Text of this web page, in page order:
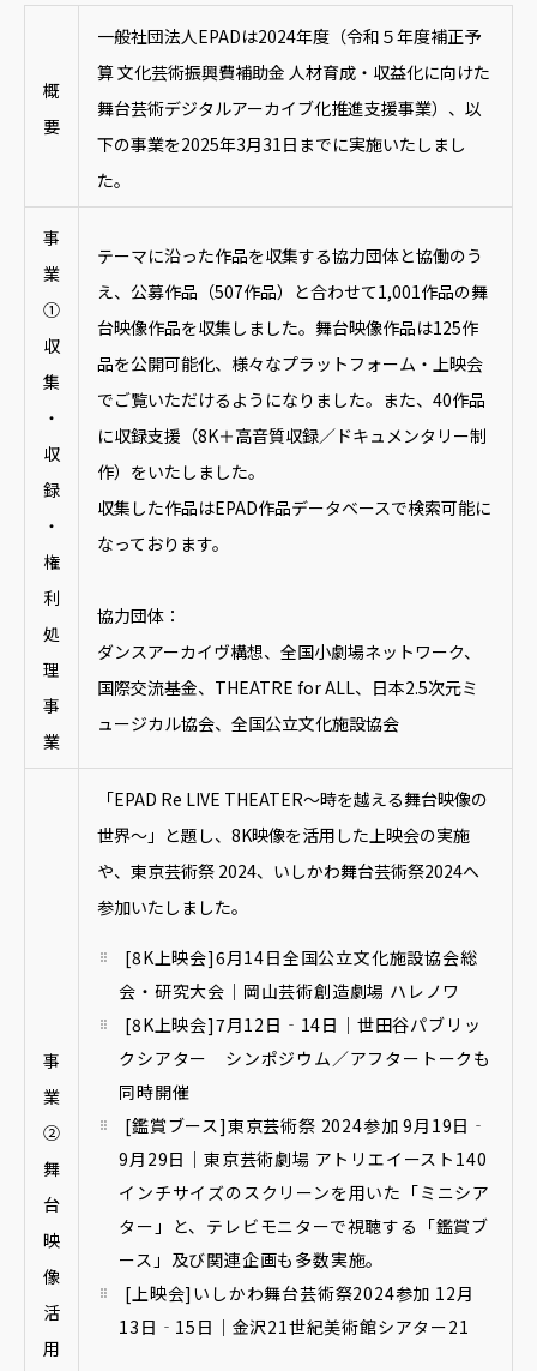
概
要
一般社団法人EPADは2024年度（令和５年度補正予
算 文化芸術振興費補助金 人材育成・収益化に向けた
舞台芸術デジタルアーカイブ化推進支援事業）、以
下の事業を2025年3月31日までに実施いたしまし
た。
事
業
①
収
集
・
収
録
・
権
利
処
理
事
業
テーマに沿った作品を収集する協力団体と協働のう
え、公募作品（507作品）と合わせて1,001作品の舞
台映像作品を収集しました。舞台映像作品は125作
品を公開可能化、様々なプラットフォーム・上映会
でご覧いただけるようになりました。また、40作品
に収録支援（8K＋高音質収録／ドキュメンタリー制
作）をいたしました。
収集した作品はEPAD作品データベースで検索可能に
なっております。
協力団体：
ダンスアーカイヴ構想、全国小劇場ネットワーク、
国際交流基金、THEATRE for ALL、日本2.5次元ミ
ュージカル協会、全国公立文化施設協会
事
業
②
舞
台
映
像
活
用
「EPAD Re LIVE THEATER〜時を越える舞台映像の
世界〜」と題し、8K映像を活用した上映会の実施
や、東京芸術祭 2024、いしかわ舞台芸術祭2024へ
参加いたしました。
[8K上映会]6月14日全国公立文化施設協会総
会・研究大会｜岡山芸術創造劇場 ハレノワ
[8K上映会]7月12日‐14日｜世田谷パブリッ
クシアター シンポジウム／アフタートークも
同時開催
[鑑賞ブース]東京芸術祭 2024参加 9月19日‐
9月29日｜東京芸術劇場 アトリエイースト140
インチサイズのスクリーンを用いた「ミニシア
ター」と、テレビモニターで視聴する「鑑賞ブ
ース」及び関連企画も多数実施。
[上映会]いしかわ舞台芸術祭2024参加 12月
13日‐15日｜金沢21世紀美術館シアター21